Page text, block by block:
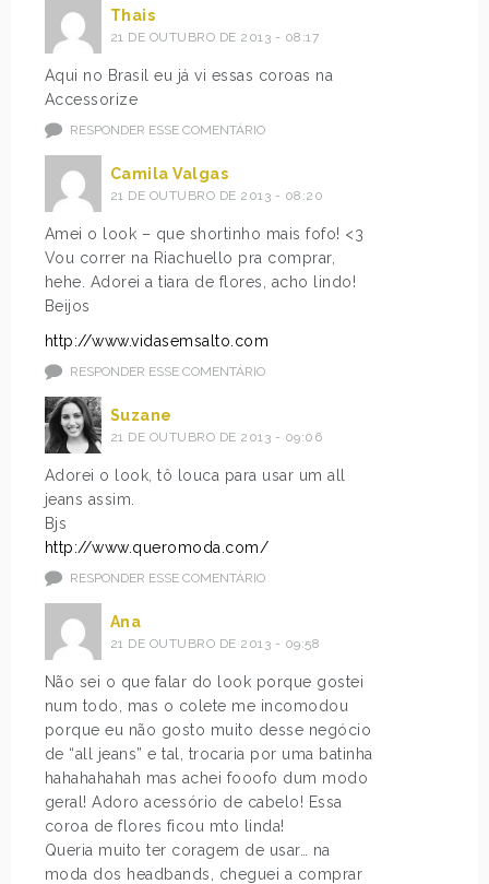
Thais
21 DE OUTUBRO DE 2013 - 08:17
Aqui no Brasil eu já vi essas coroas na
Accessorize
RESPONDER ESSE COMENTÁRIO
Camila Valgas
21 DE OUTUBRO DE 2013 - 08:20
Amei o look – que shortinho mais fofo! <3
Vou correr na Riachuello pra comprar,
hehe. Adorei a tiara de flores, acho lindo!
Beijos
http://www.vidasemsalto.com
RESPONDER ESSE COMENTÁRIO
Suzane
21 DE OUTUBRO DE 2013 - 09:06
Adorei o look, tô louca para usar um all
jeans assim.
Bjs
http://www.queromoda.com/
RESPONDER ESSE COMENTÁRIO
Ana
21 DE OUTUBRO DE 2013 - 09:58
Não sei o que falar do look porque gostei
num todo, mas o colete me incomodou
porque eu não gosto muito desse negócio
de “all jeans” e tal, trocaria por uma batinha
hahahahahah mas achei fooofo dum modo
geral! Adoro acessório de cabelo! Essa
coroa de flores ficou mto linda!
Queria muito ter coragem de usar… na
moda dos headbands, cheguei a comprar